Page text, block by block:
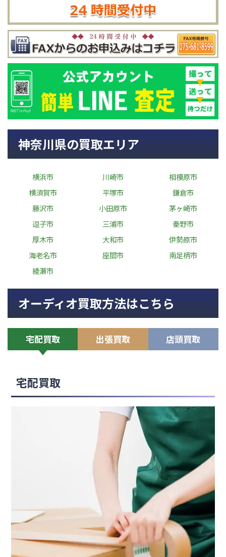
神奈川県の買取エリア
横浜市 川崎市
相模原市
横須賀市
平塚市
鎌倉市
藤沢市
小田原市
茅ヶ崎市
逗子市
三浦市
秦野市
厚木市
大和市
伊勢原市
海老名市
座間市
南足柄市
綾瀬市
オーディオ買取方法はこちら
宅配買取 出張買取 店頭買取
宅配買取